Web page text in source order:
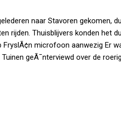
naar Stavoren gekomen,
rijden. Thuisblijvers konden het
microfoon aanwezig Er
geÃ¯nterviewd over de